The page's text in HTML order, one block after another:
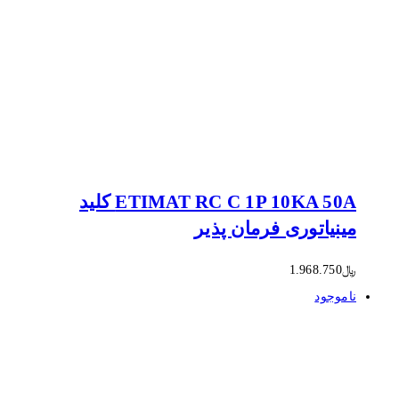
ETIMAT RC C 1P 10KA 50A کلید
مینیاتوری فرمان پذیر
﷼1.968.750
ناموجود